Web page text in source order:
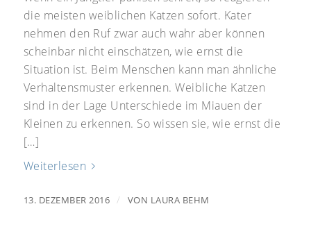
die meisten weiblichen Katzen sofort. Kater
nehmen den Ruf zwar auch wahr aber können
scheinbar nicht einschätzen, wie ernst die
Situation ist. Beim Menschen kann man ähnliche
Verhaltensmuster erkennen. Weibliche Katzen
sind in der Lage Unterschiede im Miauen der
Kleinen zu erkennen. So wissen sie, wie ernst die
[…]
Weiterlesen
13. DEZEMBER 2016 / VON LAURA BEHM